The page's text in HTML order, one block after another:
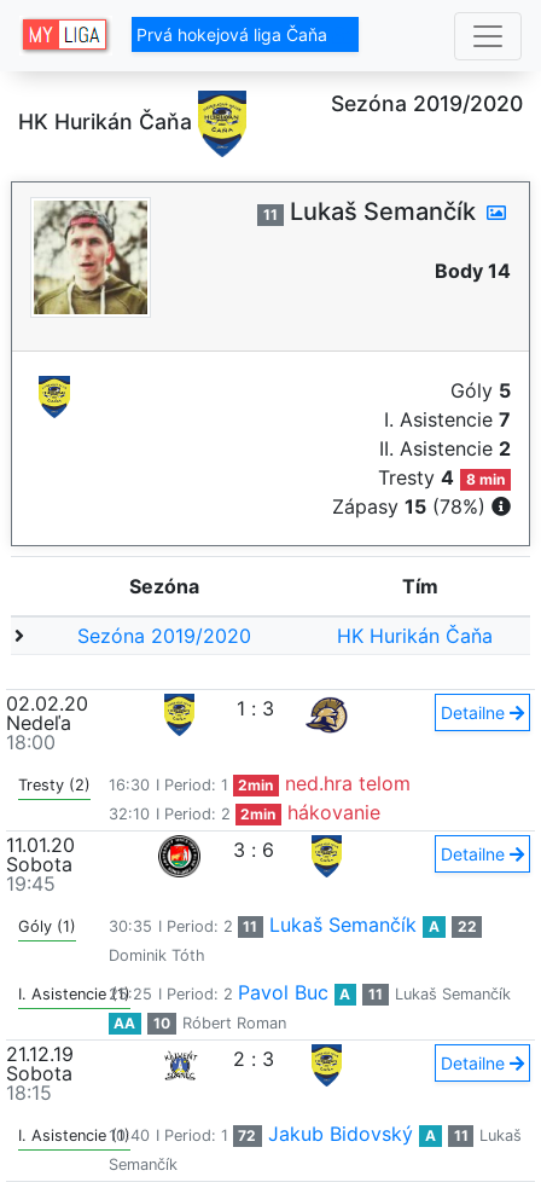
Prvá hokejová liga Čaňa
HK Hurikán Čaňa
Sezóna 2019/2020
11 Lukaš Semančík
Body 14
Góly 5
I. Asistencie 7
II. Asistencie 2
Tresty4 8 min
Zápasy 15 (78%)
Sezóna Tím
Sezóna 2019/2020 HK Hurikán Čaňa
02.02.20
Nedeľa
18:00
1 : 3 Detailne
Tresty (2) 16:30 I Period: 1 2min ned.hra telom
32:10 I Period: 2 2min
hákovanie
11.01.20
Sobota
19:45
3 : 6 Detailne
Góly (1) 30:35 I Period: 2 11 Lukaš Semančík A
22
Dominik Tóth
I. Asistencie (1)25:25 I Period: 2 Pavol Buc A 11
Lukaš Semančík
AA
10 Róbert Roman
21.12.19
Sobota
18:15
2 : 3 Detailne
I. Asistencie (1)10:40 I Period: 1 72 Jakub Bidovský A 11
Lukaš
Semančík